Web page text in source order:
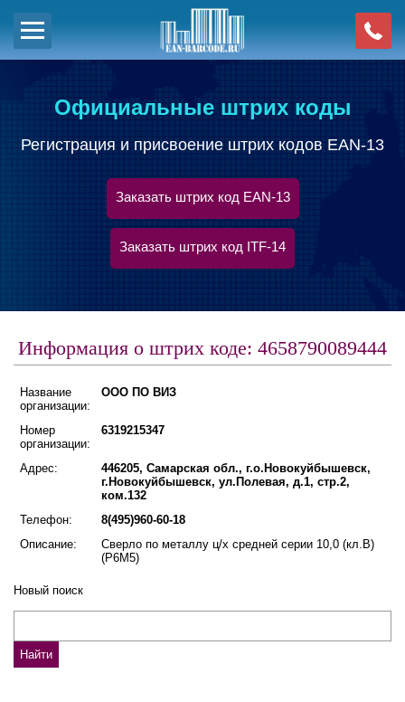
Официальные штрих коды
Регистрация и присвоение штрих кодов EAN-13
Заказать штрих код EAN-13
Заказать штрих код ITF-14
Информация о штрих коде: 4658790089444
Название
организации:
ООО ПО ВИЗ
Номер
организации:
6319215347
Адрес:
446205, Самарская обл., г.о.Новокуйбышевск,
г.Новокуйбышевск, ул.Полевая, д.1, стр.2,
ком.132
Телефон:
8(495)960-60-18
Описание:
Сверло по металлу ц/х средней серии 10,0 (кл.В)
(Р6М5)
Новый поиск